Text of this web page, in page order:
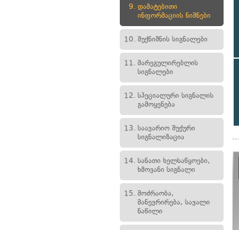
9. დამატებითი
ინფორმაციის ნიშნები
10. შუქნიშნის სიგნალები
11. მარეგულირებლის
სიგნალები
12. სპეციალური სიგნალის
გამოყენება
13. საავარიო შუქური
სიგნალიზაცია
14. სანათი ხელსაწყოები,
ხმოვანი სიგნალი
15. მოძრაობა,
მანევრირება, სავალი
ნაწილი